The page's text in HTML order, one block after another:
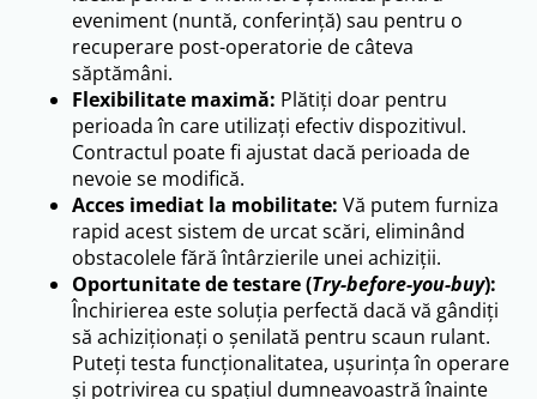
eveniment (nuntă, conferință) sau pentru o
recuperare post-operatorie de câteva
săptămâni.
Flexibilitate maximă: Plătiți doar pentru
perioada în care utilizați efectiv dispozitivul.
Contractul poate fi ajustat dacă perioada de
nevoie se modifică.
Acces imediat la mobilitate: Vă putem furniza
rapid acest sistem de urcat scări, eliminând
obstacolele fără întârzierile unei achiziții.
Oportunitate de testare (Try-before-you-buy):
Închirierea este soluția perfectă dacă vă gândiți
să achiziționați o șenilată pentru scaun rulant.
Puteți testa funcționalitatea, ușurința în operare
și potrivirea cu spațiul dumneavoastră înainte